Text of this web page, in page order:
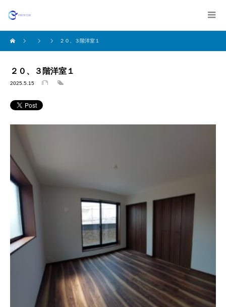
２０、３階洋室１
２０、３階洋室１
2025.5.15